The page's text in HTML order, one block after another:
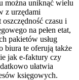
można uniknąć wielu
z urzędami
czasu i
na pełen etat,
pakietów usług
biura te oferują także
jak e-faktury czy
ułatwia
księgowych.